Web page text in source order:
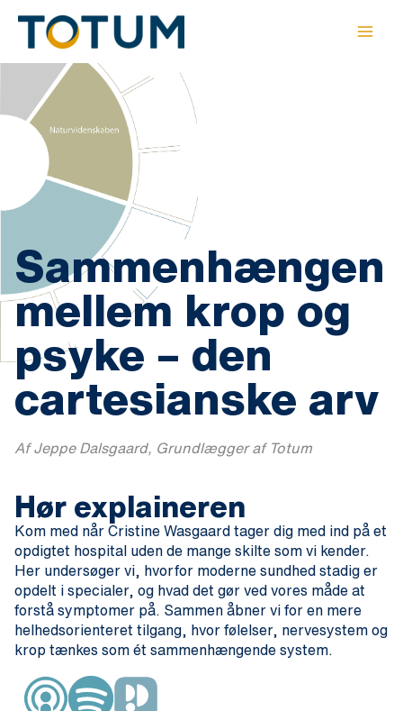
indholdet
Sammenhængen
mellem krop og
psyke – den
cartesianske arv
Af Jeppe Dalsgaard, Grundlægger af Totum
Hør explaineren
Kom med når Cristine Wasgaard tager dig med ind på et
opdigtet hospital uden de mange skilte som vi kender.
Her undersøger vi, hvorfor moderne sundhed stadig er
opdelt i specialer, og hvad det gør ved vores måde at
forstå symptomer på. Sammen åbner vi for en mere
helhedsorienteret tilgang, hvor følelser, nervesystem og
krop tænkes som ét sammenhængende system.